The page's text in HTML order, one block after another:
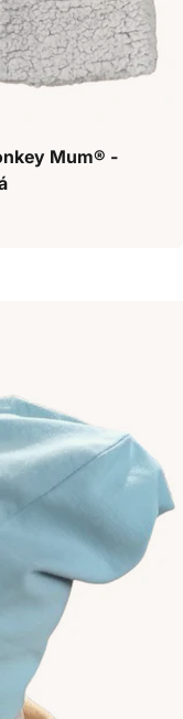
Mum® -